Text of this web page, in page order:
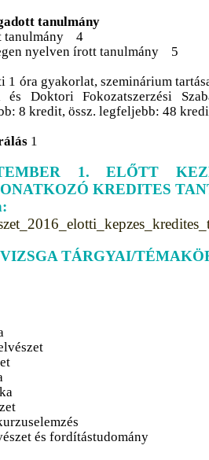
tanulmány
tanulmány 4
nyelven írott tanulmány 5
1 óra gyakorlat, szeminárium
és Doktori Fokozatszerzési
8 kredit, össz. legfeljebb: 48
1
1. ELŐTT
KREDITES
TÁRGYAI/
és fordítástudomány